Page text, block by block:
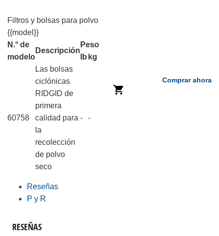
Filtros y bolsas para polvo
{{model}}
N.° de
modelo
Descripción
Peso
lb kg
60758
Las bolsas
ciclónicas
RIDGID de
primera
calidad para
la
recolección
de polvo
seco
- -
Comprar ahora
Reseñas
P y R
RESEÑAS